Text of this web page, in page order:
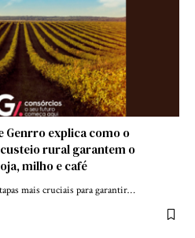
Genrro explica como o
rural garantem o
milho e café
mais cruciais para garantir…